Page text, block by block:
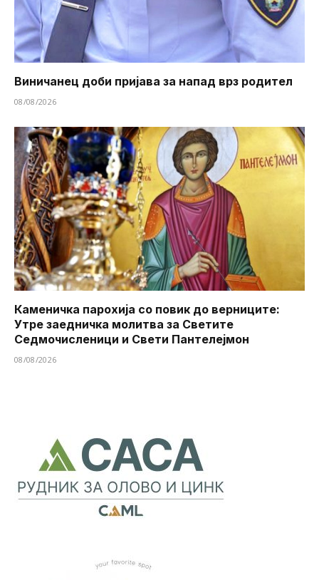
Виничанец доби пријава за напад врз родител
08/08/2026
Каменичка парохија со повик до верниците:
Утре заедничка молитва за Светите
Седмочисленици и Свети Пантелејмон
08/08/2026